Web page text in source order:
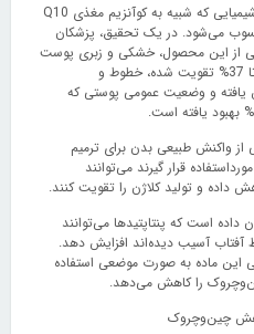
16. ایدِبنون (Idebenone). این ماده شیمیایی که شبیه به کوآنزیم مغذی Q10
می‌شود. در یک تحقیق، پزشکان
از این محصول، خشکی و زبری پوست
تا 26% کاهش یافته، آبرسانی پوست تا 37% تقویت شده، خطوط و
پوست تا 29% کاهش یافته و وضعیت عمومی پوستی که
از واکنش طبیعی بدن برای ترمیم
قرار گیرند می‌توانند
داده و تولید کلاژن را تقویت کنند.
داده است که پنتاپتیدها می‌توانند
آفتاب آسیب دیده‌اند افزایش دهد.
این ماده به صورت موضعی استفاده
را کاهش می‌دهد.
چین‌وچروک